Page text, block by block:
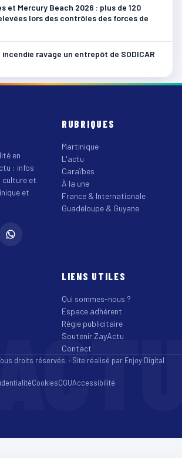
et Mercury Beach 2026 : plus de 120
lors des contrôles des forces de
ravage un entrepôt de SODICAR
en
: infos
culture et
et
RUBRIQUES
Martinique
L'actu
Caraïbes
À la une
France & Internationale
Guadeloupe & Guyane
LIENS UTILES
Qui sommes-nous ?
Espace adhérent
Régie publicitaire
Soutenir ZayActu
Contact
droits réservés. · Site réalisé par Enjoy Digital
CookiesCGUAccessibilité